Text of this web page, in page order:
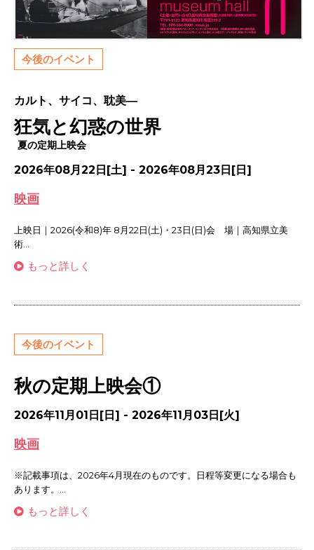
今後のイベント
カルト、サイコ、耽美―
狂気と幻惑の世界
夏の定期上映会
2026年08月22日[土] - 2026年08月23日[日]
映画
上映日｜2026(令和8)年 8月22日(土)・23日(日)会 場｜高知県立美
術...
もっと詳しく
今後のイベント
秋の定期上映会①
2026年11月01日[日] - 2026年11月03日[火]
映画
※記載事項は、2026年4月現在のものです。日程等変更になる場合も
あります。...
もっと詳しく